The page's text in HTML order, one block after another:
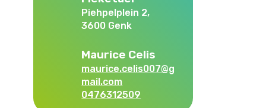
Piehpelplein 2,
3600 Genk
Maurice Celis
maurice.celis007@g
mail.com
0476312509